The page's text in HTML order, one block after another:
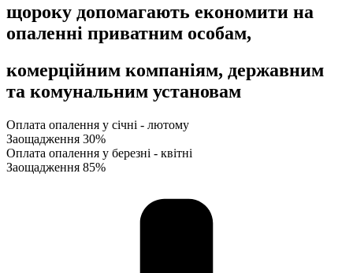
щороку допомагають економити на
опаленні приватним особам,
комерційним компаніям, державним
та комунальним установам
Оплата опалення у січні - лютому
Заощадження 30%
Оплата опалення у березні - квітні
Заощадження 85%